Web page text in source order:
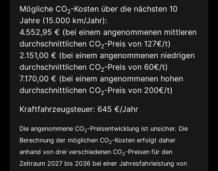
Mögliche CO2-Kosten über die nächsten 10
Jahre (15.000 km/Jahr):
4.552,95 € (bei einem angenommenen mittleren
durchschnittlichen CO2-Preis von 127€/t)
2.151,00 € (bei einem angenommenen niedrigen
durchschnittlichen CO2-Preis von 60€/t)
7.170,00 € (bei einem angenommenen hohen
durchschnittlichen CO2-Preis von 200€/t)
Kraftfahrzeugsteuer: 645 €/Jahr
Die angenommene CO2-Preisentwicklung ist unsicher. Die
Berechnung der möglichen CO2-Kosten erfolgt daher
anhand von drei verschiedenen CO2-Preisen für den
Zeitraum 2027 bis 2036 bei einer Jahresfahrleistung von